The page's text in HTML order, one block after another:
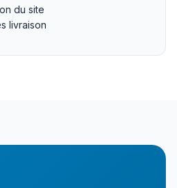
du site
livraison